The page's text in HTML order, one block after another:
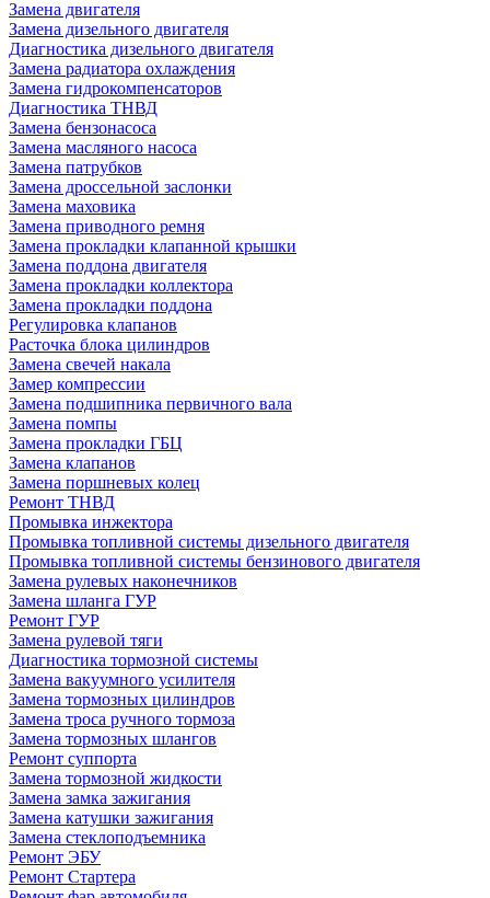
Замена двигателя
Замена дизельного двигателя
Диагностика дизельного двигателя
Замена радиатора охлаждения
Замена гидрокомпенсаторов
Диагностика ТНВД
Замена бензонасоса
Замена масляного насоса
Замена патрубков
Замена дроссельной заслонки
Замена маховика
Замена приводного ремня
Замена прокладки клапанной крышки
Замена поддона двигателя
Замена прокладки коллектора
Замена прокладки поддона
Регулировка клапанов
Расточка блока цилиндров
Замена свечей накала
Замер компрессии
Замена подшипника первичного вала
Замена помпы
Замена прокладки ГБЦ
Замена клапанов
Замена поршневых колец
Ремонт ТНВД
Промывка инжектора
Промывка топливной системы дизельного двигателя
Промывка топливной системы бензинового двигателя
Замена рулевых наконечников
Замена шланга ГУР
Ремонт ГУР
Замена рулевой тяги
Диагностика тормозной системы
Замена вакуумного усилителя
Замена тормозных цилиндров
Замена троса ручного тормоза
Замена тормозных шлангов
Ремонт суппорта
Замена тормозной жидкости
Замена замка зажигания
Замена катушки зажигания
Замена стеклоподъемника
Ремонт ЭБУ
Ремонт Стартера